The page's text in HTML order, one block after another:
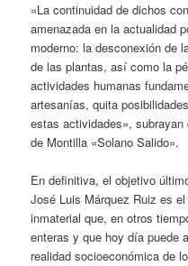
«La continuidad de dichos
amenazada en la actualidad
moderno: la desconexión de
de las plantas, así como la
actividades humanas
artesanías, quita
estas actividades»,
de Montilla «Solano Salido».
En definitiva, el objetivo
José Luis Márquez Ruiz es
inmaterial que, en otros
enteras y que hoy día puede
realidad socioeconómica de